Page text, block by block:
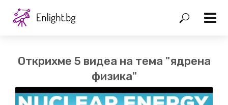
Открихме 5 видеа на тема "ядрена
физика"